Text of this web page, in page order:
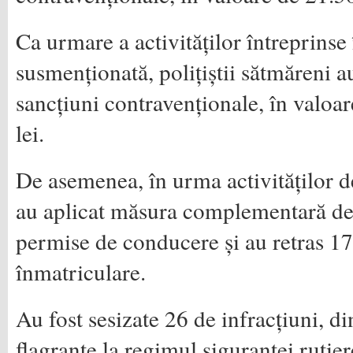
Ca urmare a activităților
susmenționată, polițiștii sătmăreni
sancțiuni contravenționale, în
lei.
De asemenea, în urma activităților
au aplicat măsura complementară
permise de conducere și au retras
înmatriculare.
Au fost sesizate 26 de infracțiuni,